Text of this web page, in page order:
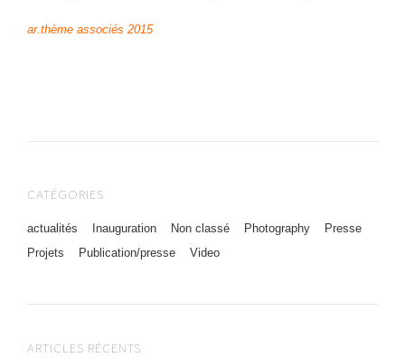
ar.thème associés 2015
CATÉGORIES
actualités Inauguration Non classé Photography
Presse
Projets
Publication/presse Video
ARTICLES RÉCENTS